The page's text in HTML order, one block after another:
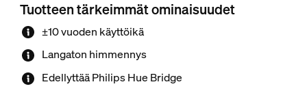
Tuotteen tärkeimmät ominaisuudet
±10 vuoden käyttöikä
Langaton himmennys
Edellyttää Philips Hue Bridge